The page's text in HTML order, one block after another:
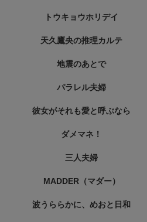
トウキョウホリデイ
天久鷹央の推理カルテ
地震のあとで
パラレル夫婦
彼女がそれも愛と呼ぶなら
ダメマネ！
三人夫婦
MADDER（マダー）
波うららかに、めおと日和